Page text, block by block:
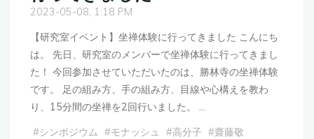
2023-05-08, 1:18 PM
【研究室イベント】坐禅体験に行ってきました こんにち
は。 先日、研究室のメンバーで坐禅体験に行ってきまし
た！ 今回参加させていただいたのは、勝林寺の坐禅体験
です。 足の組み方、手の組み方、目線や心構えを教わ
り、15分間の坐禅を2回行いました。 …
#シンポジウム #モナッシュ #高分子 #齋藤敬